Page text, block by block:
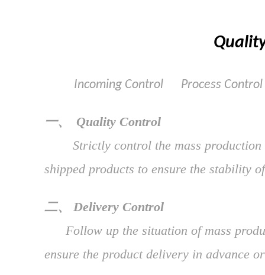
Incoming Control Process
一、
Quality Control
Strictly control the mass production
shipped products to ensure the stability
二、
Delivery Control
Follow up the situation of mass
ensure the product delivery in advance